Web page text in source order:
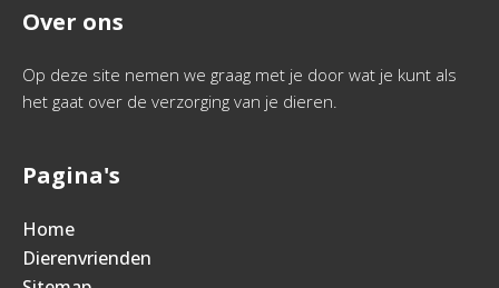
Over ons
Op deze site nemen we graag met je door wat je kunt als
het gaat over de verzorging van je dieren.
Pagina's
Home
Dierenvrienden